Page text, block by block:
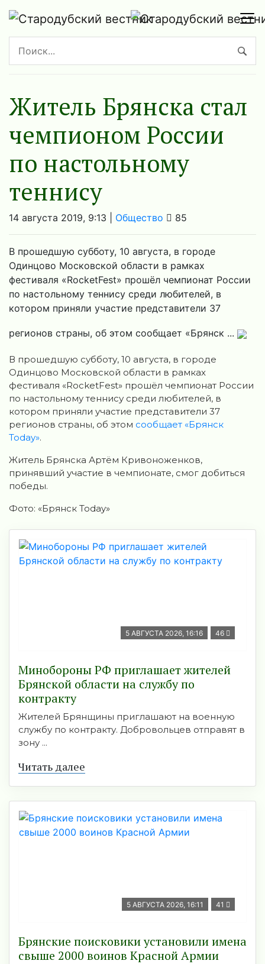
Житель Брянска стал
чемпионом России
по настольному
теннису
14 августа 2019, 9:13 | Общество 85
В прошедшую субботу, 10 августа, в городе
Одинцово Московской области в рамках
фестиваля «RocketFest» прошёл чемпионат России
по настольному теннису среди любителей, в
котором приняли участие представители 37
регионов страны, об этом сообщает «Брянск ...
В прошедшую субботу, 10 августа, в городе
Одинцово Московской области в рамках
фестиваля «RocketFest» прошёл чемпионат России
по настольному теннису среди любителей, в
котором приняли участие представители 37
регионов страны, об этом сообщает «Брянск
Today».
Житель Брянска Артём Кривоноженков,
принявший участие в чемпионате, смог добиться
победы.
Фото: «Брянск Today»
5 АВГУСТА 2026, 16:16 46
Минобoроны РФ приглaшaет житeлeй
Брянской области на службу по
контракту
Жителей Брянщины приглашают на военную
службу по контракту. Добровольцев отправят в
зону ...
Читать далее
5 АВГУСТА 2026, 16:11 41
Брянские поисковики установили имена
свыше 2000 воинов Красной Армии